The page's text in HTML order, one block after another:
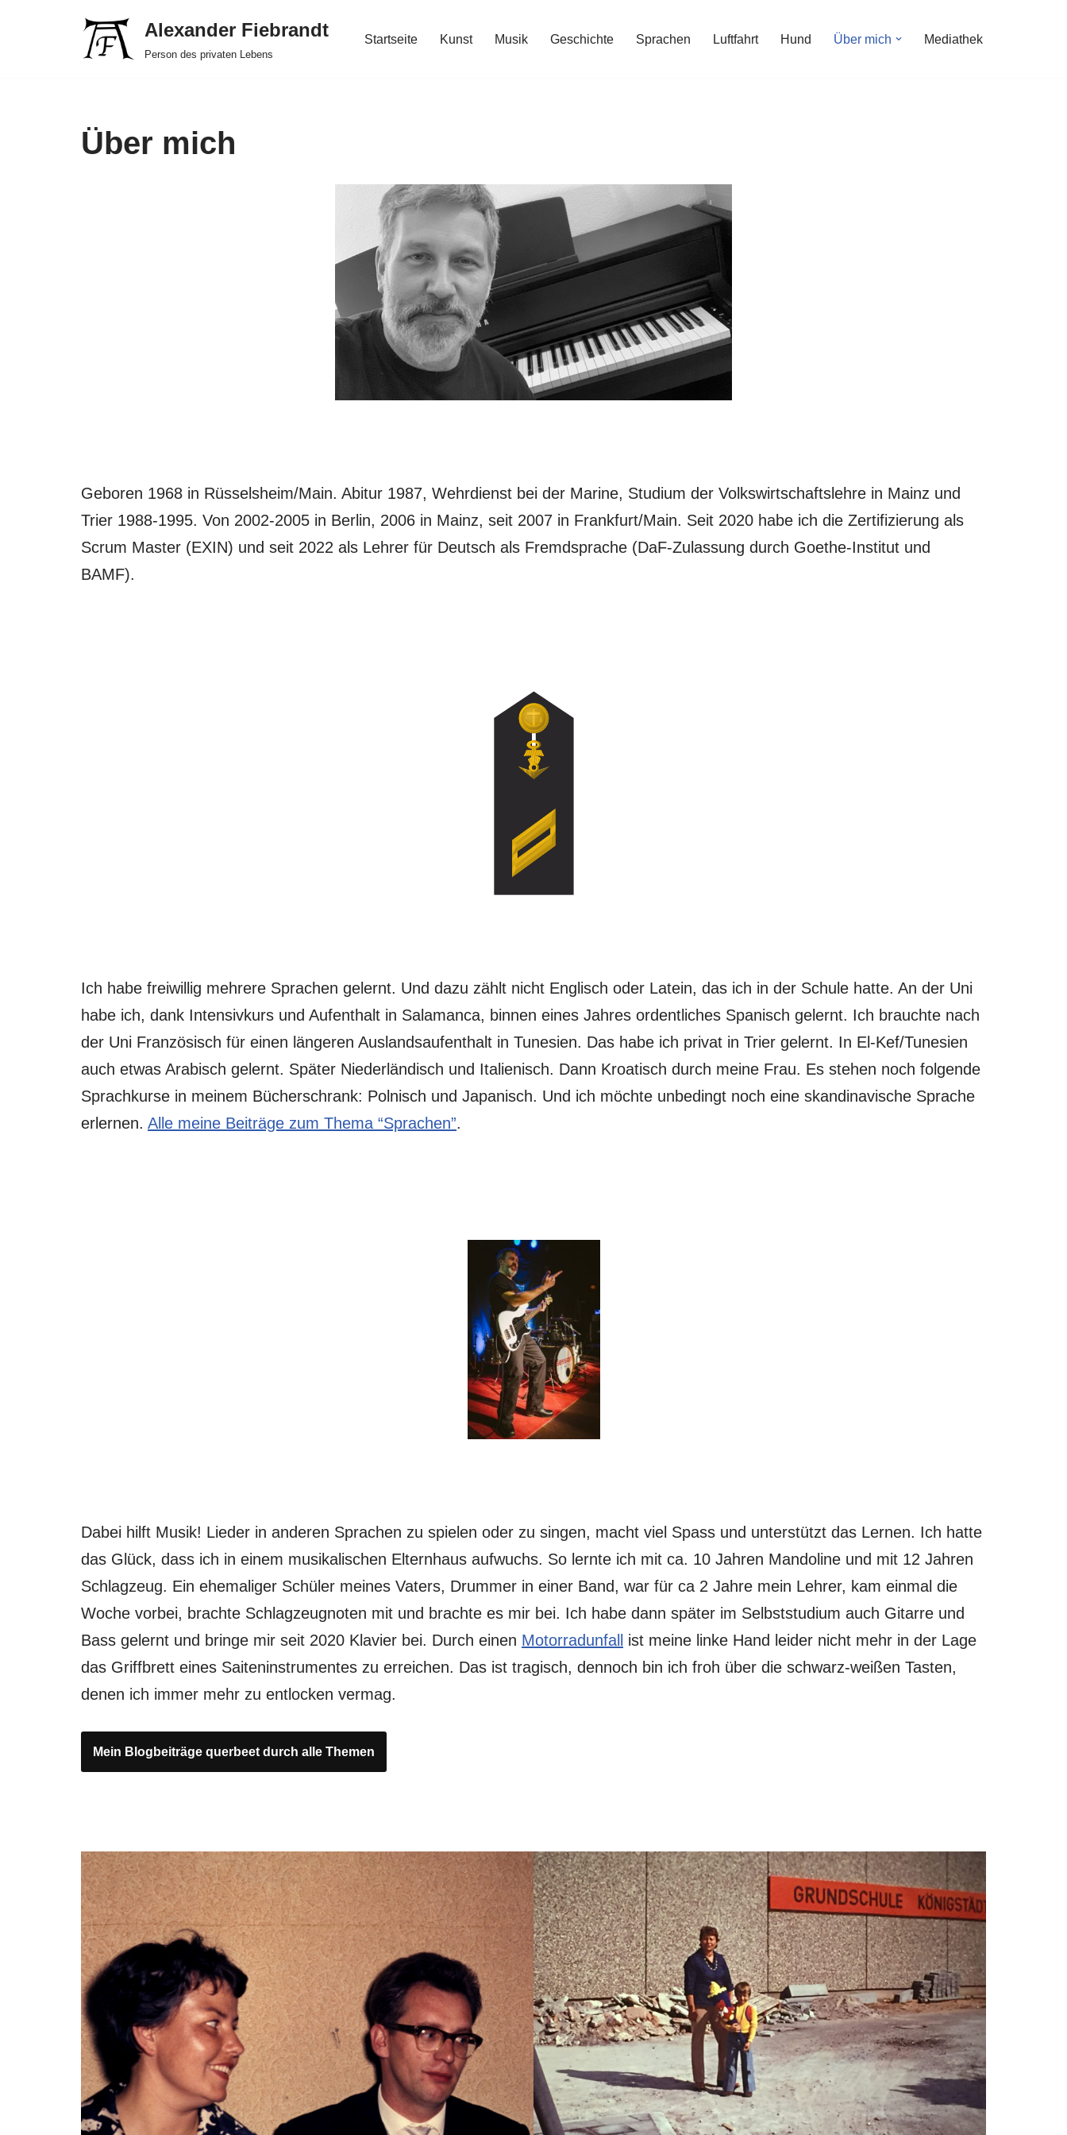
Alexander Fiebrandt
Person des privaten Lebens
Startseite Kunst Musik Geschichte Sprachen Luftfahrt Hund Über mich Mediathek
Über mich
Geboren 1968 in Rüsselsheim/Main. Abitur 1987, Wehrdienst bei der Marine, Studium der Volkswirtschaftslehre in Mainz und
Trier 1988-1995. Von 2002-2005 in Berlin, 2006 in Mainz, seit 2007 in Frankfurt/Main. Seit 2020 habe ich die Zertifizierung als
Scrum Master (EXIN) und seit 2022 als Lehrer für Deutsch als Fremdsprache (DaF-Zulassung durch Goethe-Institut und
BAMF).
Ich habe freiwillig mehrere Sprachen gelernt. Und dazu zählt nicht Englisch oder Latein, das ich in der Schule hatte. An der Uni
habe ich, dank Intensivkurs und Aufenthalt in Salamanca, binnen eines Jahres ordentliches Spanisch gelernt. Ich brauchte nach
der Uni Französisch für einen längeren Auslandsaufenthalt in Tunesien. Das habe ich privat in Trier gelernt. In El-Kef/Tunesien
auch etwas Arabisch gelernt. Später Niederländisch und Italienisch. Dann Kroatisch durch meine Frau. Es stehen noch folgende
Sprachkurse in meinem Bücherschrank: Polnisch und Japanisch. Und ich möchte unbedingt noch eine skandinavische Sprache
erlernen. Alle meine Beiträge zum Thema “Sprachen”.
Dabei hilft Musik! Lieder in anderen Sprachen zu spielen oder zu singen, macht viel Spass und unterstützt das Lernen. Ich hatte
das Glück, dass ich in einem musikalischen Elternhaus aufwuchs. So lernte ich mit ca. 10 Jahren Mandoline und mit 12 Jahren
Schlagzeug. Ein ehemaliger Schüler meines Vaters, Drummer in einer Band, war für ca 2 Jahre mein Lehrer, kam einmal die
Woche vorbei, brachte Schlagzeugnoten mit und brachte es mir bei. Ich habe dann später im Selbststudium auch Gitarre und
Bass gelernt und bringe mir seit 2020 Klavier bei. Durch einen Motorradunfall
ist meine linke Hand leider nicht mehr in der Lage
das Griffbrett eines Saiteninstrumentes zu erreichen. Das ist tragisch, dennoch bin ich froh über die schwarz-weißen Tasten,
denen ich immer mehr zu entlocken vermag.
Mein Blogbeiträge querbeet durch alle Themen